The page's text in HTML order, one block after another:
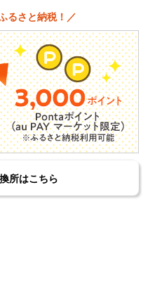
るさと納税！／
所はこちら